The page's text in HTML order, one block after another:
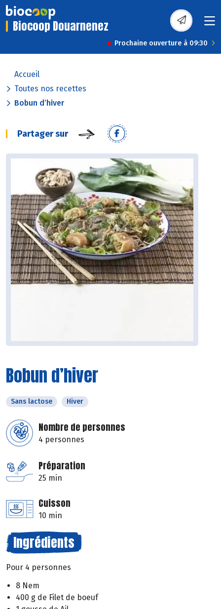
Biocoop Douarnenez
Prochaine ouverture à 09:30
Accueil
Toutes nos recettes
Bobun d’hiver
Partager sur
Bobun d’hiver
Sans lactose Hiver
Nombre de personnes
4 personnes
Préparation
25 min
Cuisson
10 min
Ingrédients
Pour 4 personnes
8 Nem
400 g de Filet de boeuf